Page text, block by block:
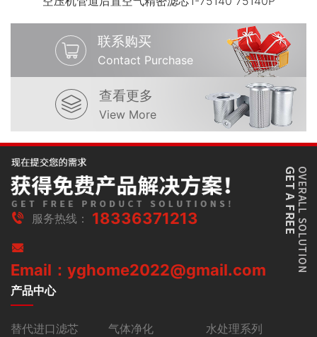
联系购买
Contact Purchase
查看更多
View More
服务热线： 18336371213
Email：yghome2022@gmail.com
产品中心
替代进口滤芯 气体净化
水处理系列